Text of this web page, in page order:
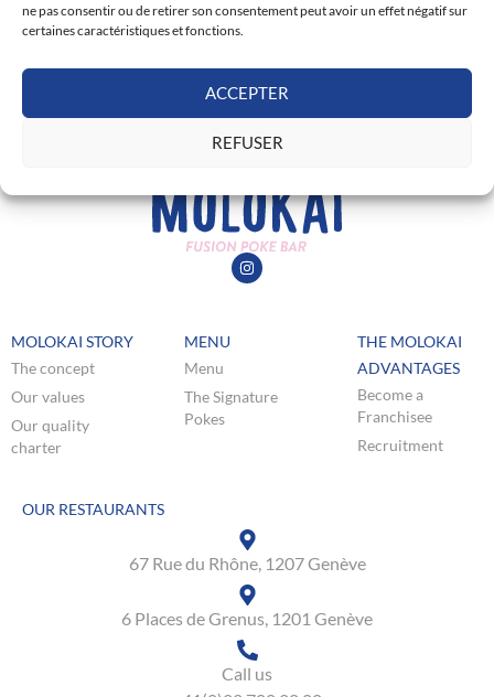
ne pas consentir ou de retirer son consentement peut avoir un effet négatif sur
certaines caractéristiques et fonctions.
ACCEPTER
REFUSER
MOLOKAI STORY
The concept
Our values
Our quality
charter
MENU
Menu
The Signature
Pokes
THE MOLOKAI
ADVANTAGES
Become a
Franchisee
Recruitment
OUR RESTAURANTS
67 Rue du Rhône, 1207 Genève
6 Places de Grenus, 1201 Genève
Call us